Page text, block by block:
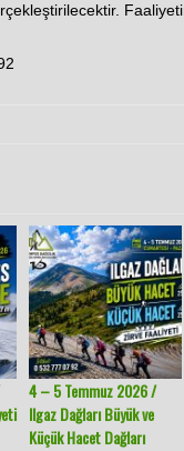
4 – 5 Temmuz 2026 /
Ilgaz Dağları Büyük ve
Küçük Hacet Dağları